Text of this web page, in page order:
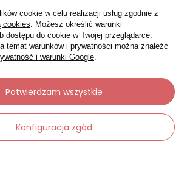
cookie w celu realizacji usług zgodnie z
cookies. Możesz określić warunki
dostępu do cookie w Twojej przeglądarce.
temat warunków i prywatności można znaleźć
i warunki Google.
Konfiguracja zgód
Potwierdzam wszystkie